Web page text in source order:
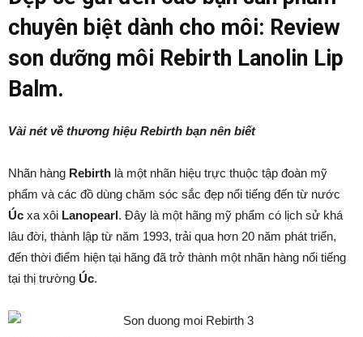
chuyên biệt dành cho môi: Review
son dưỡng môi Rebirth Lanolin Lip
Balm.
Vài nét về thương hiệu Rebirth bạn nên biết
Nhãn hàng Rebirth là một nhãn hiệu trực thuộc tập đoàn mỹ
phẩm và các đồ dùng chăm sóc sắc đẹp nổi tiếng đến từ nước
Úc xa xôi Lanopearl. Đây là một hãng mỹ phẩm có lịch sử khá
lâu đời, thành lập từ năm 1993, trải qua hơn 20 năm phát triển,
đến thời điểm hiện tại hãng đã trở thành một nhãn hàng nổi tiếng
tại thị trường Úc.